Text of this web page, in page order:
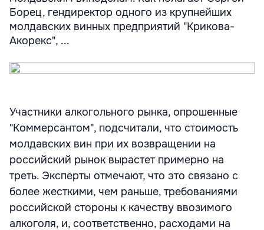
Борец, гендиректор одного из крупнейших
молдавских винных предприятий "Крикова-
Акорекс", ...
Участники алкогольного рынка, опрошенные
"Коммерсантом", подсчитали, что стоимость
молдавских вин при их возвращении на
российский рынок вырастет примерно на
треть. Эксперты отмечают, что это связано с
более жесткими, чем раньше, требованиями
российской стороны к качеству ввозимого
алкоголя, и, соответственно, расходами на